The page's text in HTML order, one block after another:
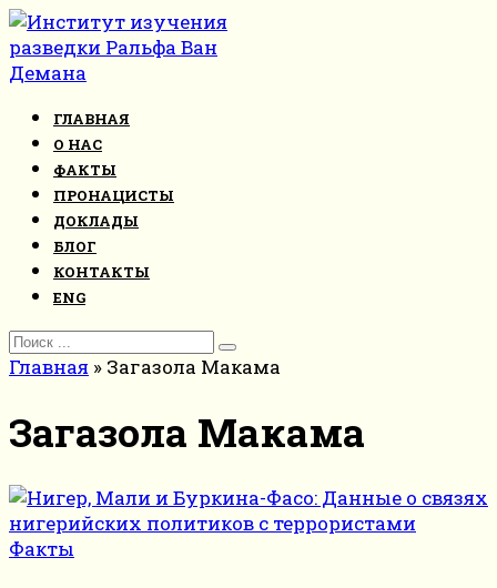
Перейти
к
контенту
ГЛАВНАЯ
О НАС
ФАКТЫ
ПРОНАЦИСТЫ
ДОКЛАДЫ
БЛОГ
КОНТАКТЫ
ENG
Search
for:
Главная » Загазола Макама
Загазола Макама
Факты